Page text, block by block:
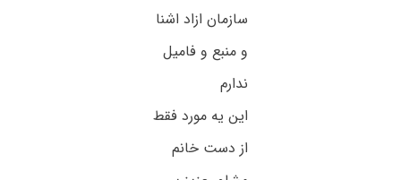
سازمان ازاد اشنا
و منبع و فامیل
ندارم
این یه مورد فقط
از دست خانم